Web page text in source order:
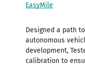
EasyMile
Designed a path
autonomous
development,
calibration to